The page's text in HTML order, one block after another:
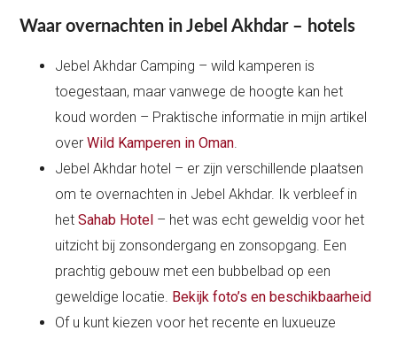
Waar overnachten in Jebel Akhdar – hotels
Jebel Akhdar Camping – wild kamperen is
toegestaan, maar vanwege de hoogte kan het
koud worden – Praktische informatie in mijn artikel
overWild Kamperen in Oman
Jebel Akhdar hotel – er zijn verschillende plaatsen
om te overnachten in Jebel Akhdar. Ik verbleef in
hetSahab Hotel – het was echt geweldig voor het
uitzicht bij zonsondergang en zonsopgang. Een
prachtig gebouw met een bubbelbad op een
geweldige locatie. Bekijk foto’s en beschikbaarheid
Of u kunt kiezen voor het recente en luxueuze